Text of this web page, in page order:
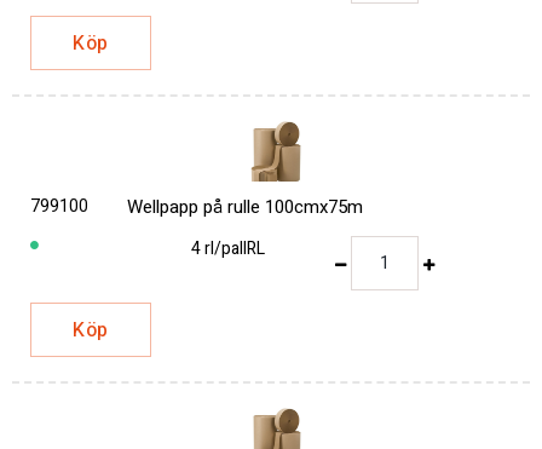
Köp
799100 Wellpapp på rulle 100cmx75m
4 rl/pallRL
Köp